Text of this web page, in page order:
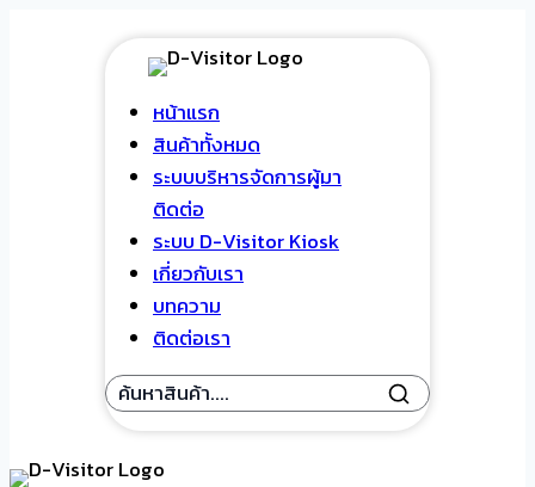
หน้าแรก
สินค้าทั้งหมด
ระบบบริหารจัดการผู้มา
ติดต่อ
ระบบ D-Visitor Kiosk
เกี่ยวกับเรา
บทความ
ติดต่อเรา